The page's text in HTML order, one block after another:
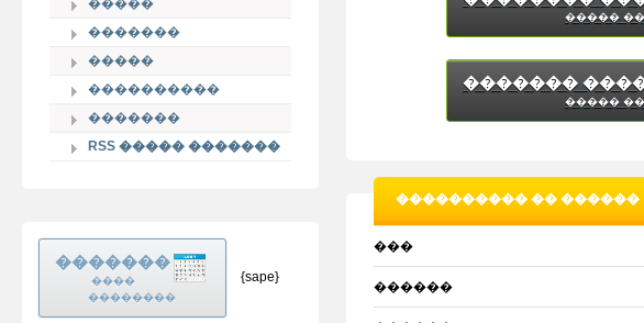
�����
�������
�����
����������
�������
RSS ����� �������
�������
����
��������
{sape}
�����
�������
�����
���������� �� ������
���
������